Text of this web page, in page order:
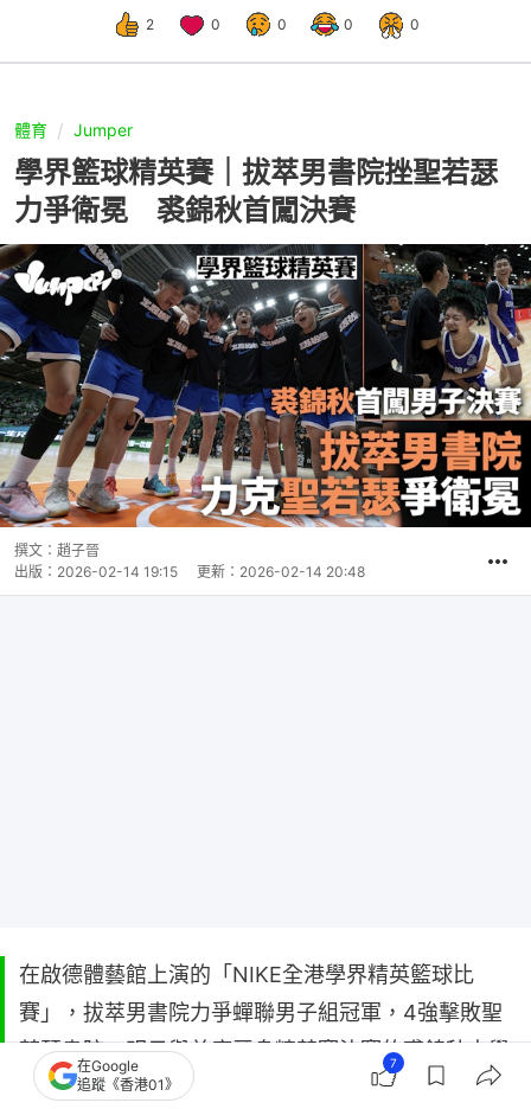
2 0 0 0 0
體育 Jumper
學界籃球精英賽｜拔萃男書院挫聖若瑟
力爭衛冕 裘錦秋首闖決賽
撰文： 趙子晉
出版： 2026-02-14 19:15 更新： 2026-02-14 20:48
在啟德體藝館上演的「NIKE全港學界精英籃球比
賽」，拔萃男書院力爭蟬聯男子組冠軍，4強擊敗聖
若瑟書院，明日與首度晉身精英賽決賽的裘錦秋中學
（葵涌）爭冠。
在Google
追蹤《香港01》
7